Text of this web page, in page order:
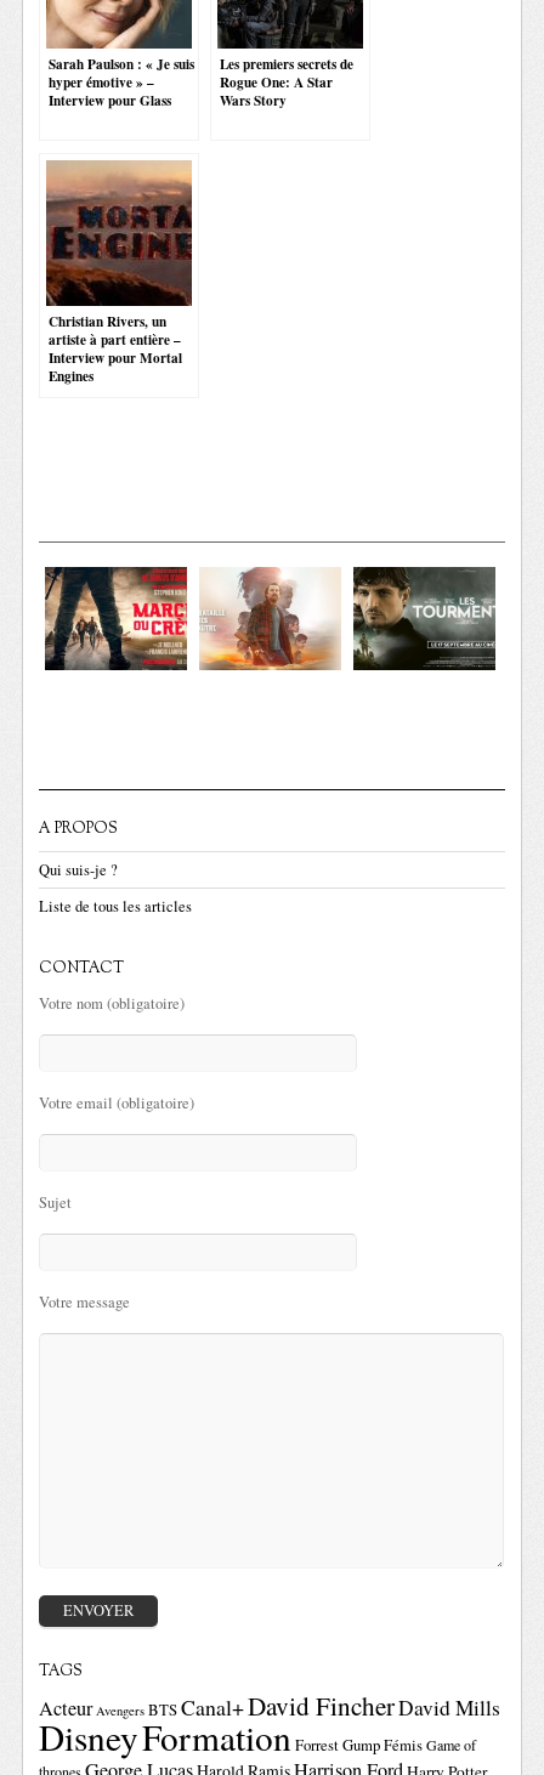
Sarah Paulson : « Je suis
hyper émotive » –
Interview pour Glass
Les premiers secrets de
Rogue One: A Star
Wars Story
Christian Rivers, un
artiste à part entière –
Interview pour Mortal
Engines
A PROPOS
Qui suis-je ?
Liste de tous les articles
CONTACT
Votre nom (obligatoire)
Votre email (obligatoire)
Sujet
Votre message
TAGS
Acteur Avengers BTSCanal+David FincherDavid Mills
DisneyFormation Forrest GumpFémis Game of
thrones George LucasHarold RamisHarrison Ford